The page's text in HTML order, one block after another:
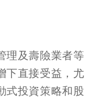
理及壽險業者等
下直接受益，尤
式投資策略和股